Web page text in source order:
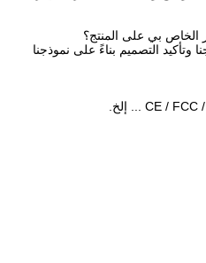
وتأكيد التصميم بناءً على نموذجنا